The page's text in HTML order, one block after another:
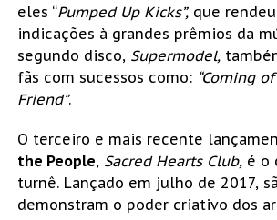
eles “Pumped Up Kicks”, que
indicações à grandes prêmios da
segundo disco, Supermodel,
fãs com sucessos como: “Coming
Friend”.
O terceiro e mais recente
the People, Sacred Hearts Club, é o
turnê. Lançado em julho de 2017,
demonstram o poder criativo dos